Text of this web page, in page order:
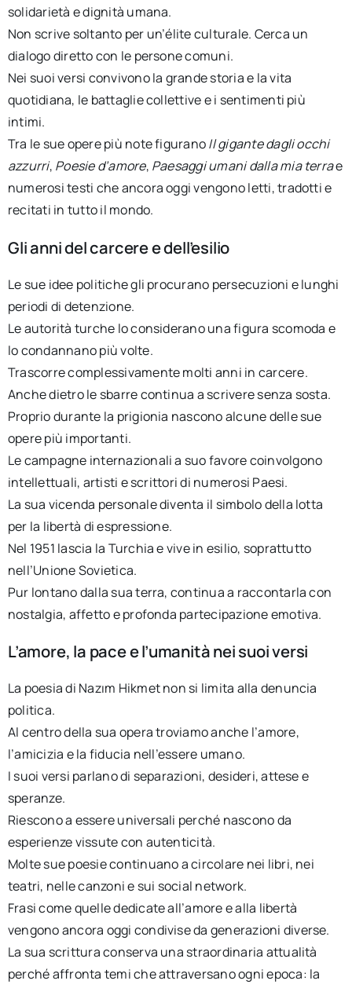
solidarietà e dignità umana.
Non scrive soltanto per un’élite culturale. Cerca un
dialogo diretto con le persone comuni.
Nei suoi versi convivono la grande storia e la vita
quotidiana, le battaglie collettive e i sentimenti più
intimi.
Tra le sue opere più note figuranoIl gigante dagli occhi
azzurri, Poesie d’amore, Paesaggi umani dalla mia terrae
numerosi testi che ancora oggi vengono letti, tradotti e
recitati in tutto il mondo.
Gli anni del carcere e dell’esilio
Le sue idee politiche gli procurano persecuzioni e lunghi
periodi di detenzione.
Le autorità turche lo considerano una figura scomoda e
lo condannano più volte.
Trascorre complessivamente molti anni in carcere.
Anche dietro le sbarre continua a scrivere senza sosta.
Proprio durante la prigionia nascono alcune delle sue
opere più importanti.
Le campagne internazionali a suo favore coinvolgono
intellettuali, artisti e scrittori di numerosi Paesi.
La sua vicenda personale diventa il simbolo della lotta
per la libertà di espressione.
Nel 1951 lascia la Turchia e vive in esilio, soprattutto
nell’Unione Sovietica.
Pur lontano dalla sua terra, continua a raccontarla con
nostalgia, affetto e profonda partecipazione emotiva.
L’amore, la pace e l’umanità nei suoi versi
La poesia di Nazım Hikmet non si limita alla denuncia
politica.
Al centro della sua opera troviamo anche l’amore,
l’amicizia e la fiducia nell’essere umano.
I suoi versi parlano di separazioni, desideri, attese e
speranze.
Riescono a essere universali perché nascono da
esperienze vissute con autenticità.
Molte sue poesie continuano a circolare nei libri, nei
teatri, nelle canzoni e sui social network.
Frasi come quelle dedicate all’amore e alla libertà
vengono ancora oggi condivise da generazioni diverse.
La sua scrittura conserva una straordinaria attualità
perché affronta temi che attraversano ogni epoca: la